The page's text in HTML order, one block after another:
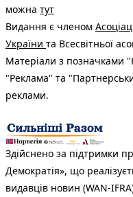
можна тут
Видання є членом
України та Всесвітньої
Матеріали з позначками
"Реклама" та
реклами.
Здійснено за підтримки
Демократія», що
видавців новин (WAN-